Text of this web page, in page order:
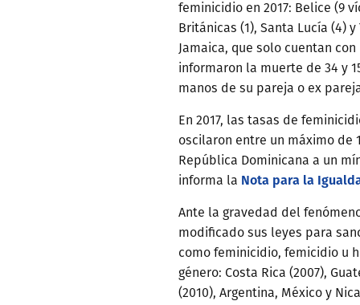
feminicidio en 2017: Belice (9
Británicas (1), Santa Lucía (4)
Jamaica, que solo cuentan
informaron la muerte de 34 y
manos de su pareja o ex
En 2017, las tasas de
oscilaron entre un máximo de
República Dominicana a un
informa la Nota para la
Ante la gravedad del
modificado sus leyes para
como feminicidio, femicidio u
género: Costa Rica (2007),
(2010), Argentina, México y